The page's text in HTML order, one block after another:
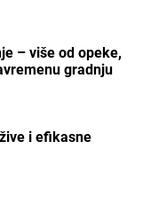
– više od opeke,
gradnju
i efikasne